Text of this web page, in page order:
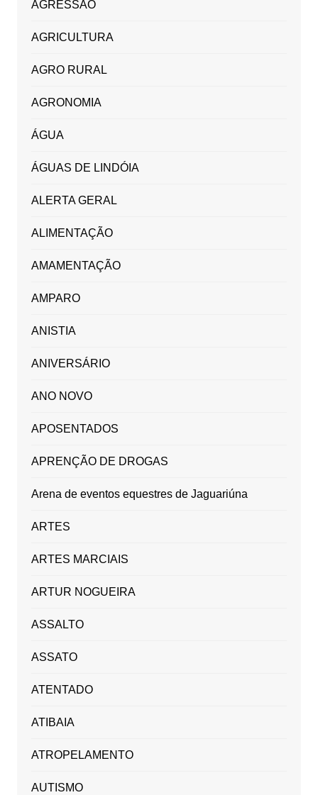
AGRESSÃO
AGRICULTURA
AGRO RURAL
AGRONOMIA
ÁGUA
ÁGUAS DE LINDÓIA
ALERTA GERAL
ALIMENTAÇÃO
AMAMENTAÇÃO
AMPARO
ANISTIA
ANIVERSÁRIO
ANO NOVO
APOSENTADOS
APRENÇÃO DE DROGAS
Arena de eventos equestres de Jaguariúna
ARTES
ARTES MARCIAIS
ARTUR NOGUEIRA
ASSALTO
ASSATO
ATENTADO
ATIBAIA
ATROPELAMENTO
AUTISMO